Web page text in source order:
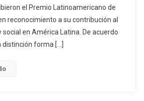
Para
Harp
Helú
el Premio Latinoamericano de
reconocimiento a su contribución al
en América Latina. De acuerdo
forma […]